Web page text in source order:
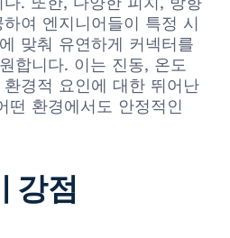
여 엔지니어들이 특정 시
맞춰 유연하게 커넥터를
합니다. 이는 진동, 온도
경적 요인에 대한 뛰어난
떤 환경에서도 안정적인
강점